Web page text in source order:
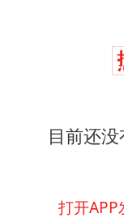
目前还
打开APP